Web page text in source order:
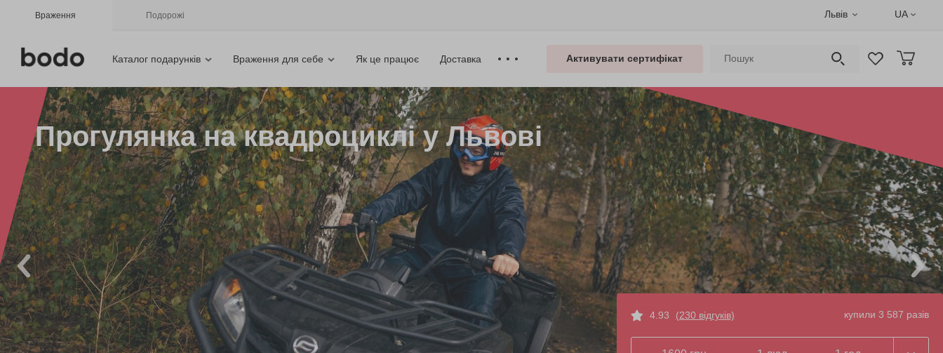
Враження Подорожі Львів UA
Каталог подарунків Враження для себе Як це працює Доставка Активувати сертифікат
Прогулянка на квадроциклі у Львові
4.93 (230 відгуків) купили 3 587 разів